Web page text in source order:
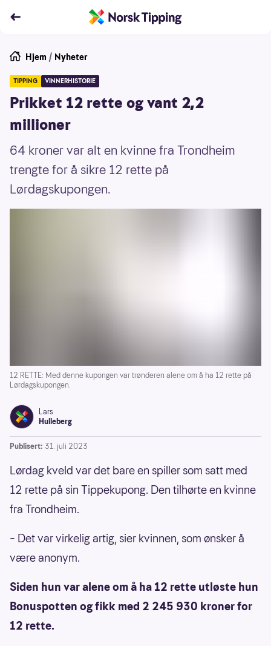
Hjem / Nyheter
TIPPING VINNERHISTORIE
Prikket 12 rette og vant 2,2
millioner
64 kroner var alt en kvinne fra Trondheim
trengte for å sikre 12 rette på
Lørdagskupongen.
12 RETTE: Med denne kupongen var trønderen alene om å ha 12 rette på
Lørdagskupongen.
Lars
Hulleberg
Publisert: 31. juli 2023
Lørdag kveld var det bare en spiller som satt med
12 rette på sin Tippekupong. Den tilhørte en kvinne
fra Trondheim.
– Det var virkelig artig, sier kvinnen, som ønsker å
være anonym.
Siden hun var alene om å ha 12 rette utløste hun
Bonuspotten og fikk med 2 245 930 kroner for
12 rette.